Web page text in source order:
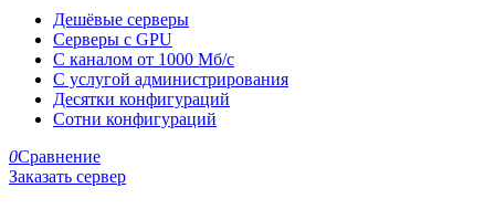
Дешёвые серверы
Серверы с GPU
С каналом от 1000 Мб/с
С услугой администрирования
Десятки конфигураций
Сотни конфигураций
0Сравнение
Заказать сервер